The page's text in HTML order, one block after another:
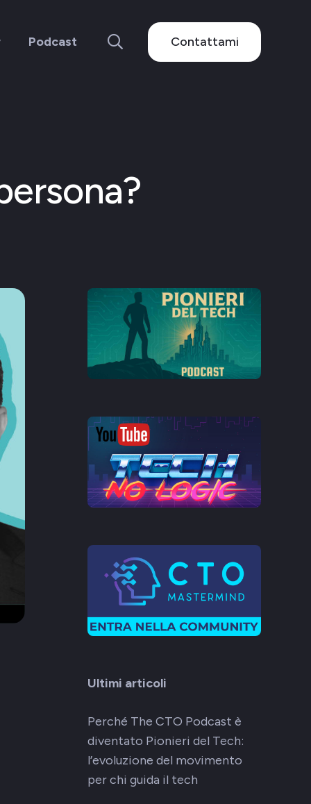
Podcast Contattami
Ultimi articoli
Perché The CTO Podcast è
diventato Pionieri del Tech:
l’evoluzione del movimento
per chi guida il tech